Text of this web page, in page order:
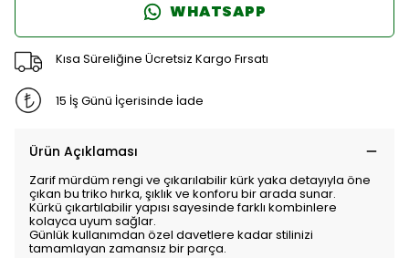
WHATSAPP
Kısa Süreliğine Ücretsiz Kargo Fırsatı
15 İş Günü İçerisinde İade
Ürün Açıklaması
Zarif mürdüm rengi ve çıkarılabilir kürk yaka detayıyla öne
çıkan bu triko hırka, şıklık ve konforu bir arada sunar.
Kürkü çıkartılabilir yapısı sayesinde farklı kombinlere
kolayca uyum sağlar.
Günlük kullanımdan özel davetlere kadar stilinizi
tamamlayan zamansız bir parça.